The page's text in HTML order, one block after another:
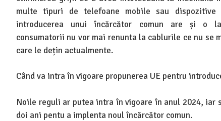
multe tipuri de telefoane mobile sau
introducerea unui încărcător comun are și o
consumatorii nu vor mai renunta la cablurile ce nu se
care le dețin actualmente.
Când va intra în vigoare propunerea UE pentru
Noile reguli ar putea intra în vigoare în anul 2024, iar
doi ani pentu a implenta noul încărcător comun.